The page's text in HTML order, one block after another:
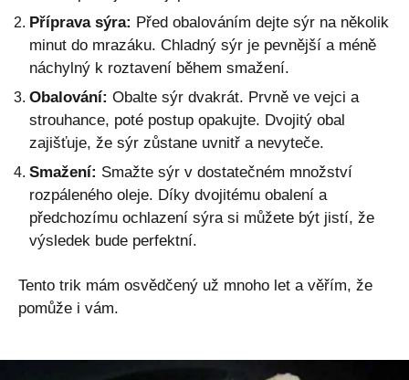
Příprava sýra: Před obalováním dejte sýr na několik
minut do mrazáku. Chladný sýr je pevnější a méně
náchylný k roztavení během smažení.
Obalování: Obalte sýr dvakrát. Prvně ve vejci a
strouhance, poté postup opakujte. Dvojitý obal
zajišťuje, že sýr zůstane uvnitř a nevyteče.
Smažení: Smažte sýr v dostatečném množství
rozpáleného oleje. Díky dvojitému obalení a
předchozímu ochlazení sýra si můžete být jistí, že
výsledek bude perfektní.
Tento trik mám osvědčený už mnoho let a věřím, že
pomůže i vám.